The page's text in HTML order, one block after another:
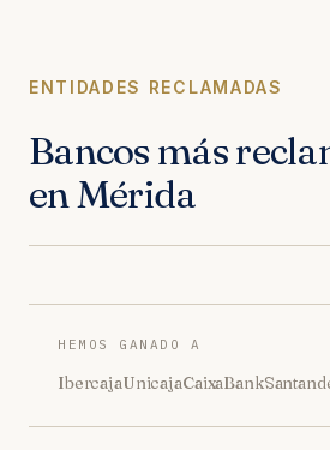
ENTIDADES RECLAMADAS
Bancos más
en Mérida
HEMOS GANADO A
IbercajaUnicajaCaixaBank